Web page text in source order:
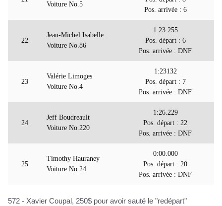
Voiture No.5
Pos. arrivée : 6
22
Jean-Michel Isabelle
Voiture No.86
1:23.255
Pos. départ : 6
Pos. arrivée : DNF
23
Valérie Limoges
Voiture No.4
1:23132
Pos. départ : 7
Pos. arrivée : DNF
24
Jeff Boudreault
Voiture No.220
1:26.229
Pos. départ : 22
Pos. arrivée : DNF
25
Timothy Hauraney
Voiture No.24
0:00.000
Pos. départ : 20
Pos. arrivée : DNF
572 - Xavier Coupal, 250$ pour avoir sauté le "redépart"